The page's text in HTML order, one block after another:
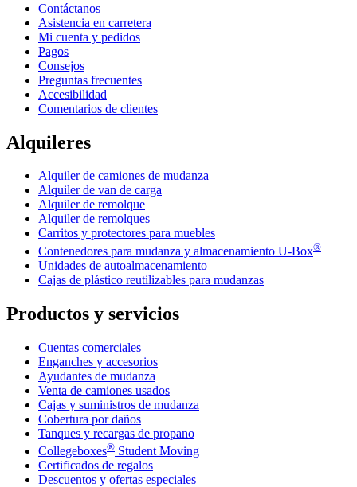
Contáctanos
Asistencia en carretera
Mi cuenta y pedidos
Pagos
Consejos
Preguntas frecuentes
Accesibilidad
Comentarios de clientes
Alquileres
Alquiler de camiones de mudanza
Alquiler de van de carga
Alquiler de remolque
Alquiler de remolques
Carritos y protectores para muebles
Contenedores para mudanza y almacenamiento U-Box®
Unidades de autoalmacenamiento
Cajas de plástico reutilizables para mudanzas
Productos y servicios
Cuentas comerciales
Enganches y accesorios
Ayudantes de mudanza
Venta de camiones usados
Cajas y suministros de mudanza
Cobertura por daños
Tanques y recargas de propano
Collegeboxes® Student Moving
Certificados de regalos
Descuentos y ofertas especiales